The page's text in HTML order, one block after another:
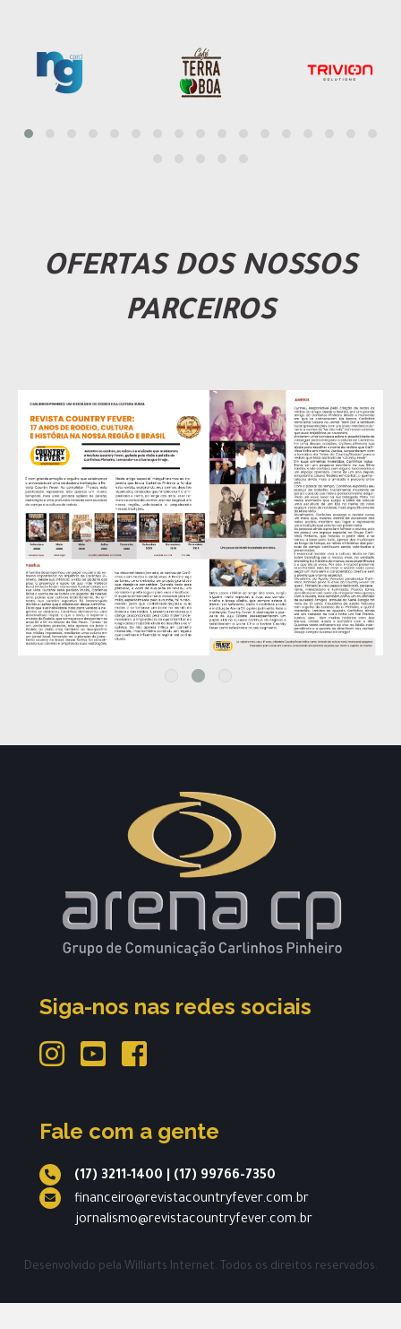
OFERTAS DOS NOSSOS
PARCEIROS
Siga-nos nas redes sociais
Fale com a gente
(17) 3211-1400
(17) 99766-7350
financeiro@revistacountryfever.com.br
jornalismo@revistacountryfever.com.br
Desenvolvido pela Williarts Internet. Todos os direitos reservados.